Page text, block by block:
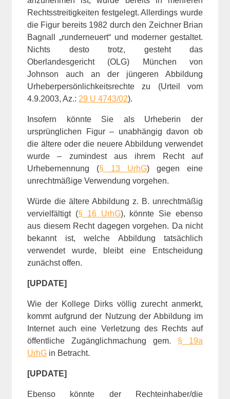
Rechtsstreitigkeiten festgelegt. Allerdings wurde
die Figur bereits 1982 durch den Zeichner Brian
Bagnall „runderneuert“ und moderner gestaltet.
Nichts desto trotz, gesteht das
Oberlandesgericht (OLG) München von
Johnson auch an der jüngeren Abbildung
Urheberpersönlichkeitsrechte zu (Urteil vom
4.9.2003, Az.: 29 U 4743/02).
Insofern könnte Sie als Urheberin der
ursprünglichen Figur – unabhängig davon ob
die ältere oder die neuere Abbildung verwendet
wurde – zumindest aus ihrem Recht auf
Urhebernennung (§ 13 UrhG) gegen eine
unrechtmäßige Verwendung vorgehen.
Würde die ältere Abbildung z. B. unrechtmäßig
vervielfältigt (§ 16 UrhG), könnte Sie ebenso
aus diesem Recht dagegen vorgehen. Da nicht
bekannt ist, welche Abbildung tatsächlich
verwendet wurde, bleibt eine Entscheidung
zunächst offen.
[UPDATE]
Wie der Kollege Dirks völlig zurecht anmerkt,
kommt aufgrund der Nutzung der Abbildung im
Internet auch eine Verletzung des Rechts auf
öffentliche Zugänglichmachung gem. § 19a
UrhG in Betracht.
[UPDATE]
Ebenso könnte der Rechteinhaber/die